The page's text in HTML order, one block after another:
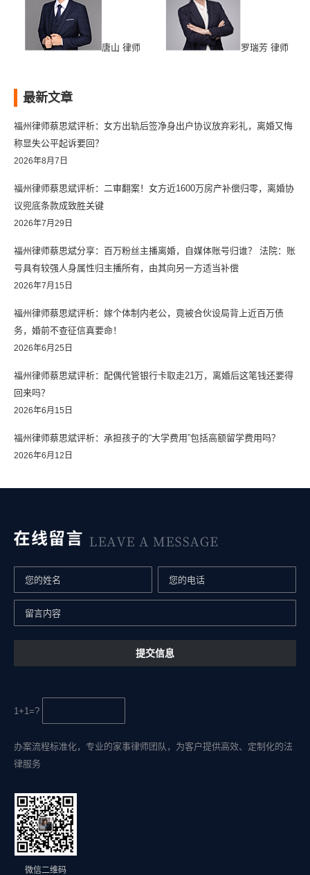
唐山 律师 罗瑞芳 律师
最新文章
福州律师蔡思斌评析：女方出轨后签净身出户协议放弃彩礼，离婚又悔
称显失公平起诉要回？
2026年8月7日
福州律师蔡思斌评析：二审翻案！女方近1600万房产补偿归零，离婚协
议兜底条款成致胜关键
2026年7月29日
福州律师蔡思斌分享：百万粉丝主播离婚，自媒体账号归谁？ 法院：账
号具有较强人身属性归主播所有，由其向另一方适当补偿
2026年7月15日
福州律师蔡思斌评析：嫁个体制内老公，竟被合伙设局背上近百万债
务，婚前不查征信真要命！
2026年6月25日
福州律师蔡思斌评析：配偶代管银行卡取走21万，离婚后这笔钱还要得
回来吗？
2026年6月15日
福州律师蔡思斌评析：承担孩子的“大学费用”包括高额留学费用吗？
2026年6月12日
1+1=?
办案流程标准化，专业的家事律师团队，为客户提供高效、定制化的法
律服务
微信二维码